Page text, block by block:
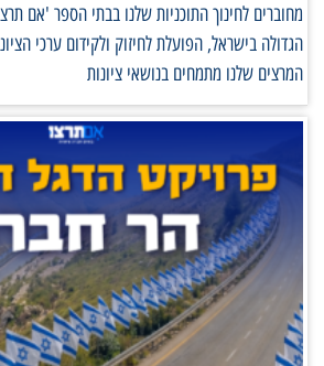
מחוברים לחינוך התוכניות שלנו בבתי הספר 'אם
הגדולה בישראל, הפועלת לחיזוק ולקידום ערכי
המרצים שלנו מתמחים בנושאי ציונות